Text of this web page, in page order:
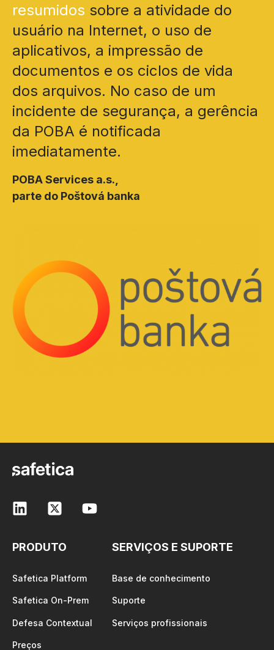
resumidos sobre a atividade do
usuário na Internet, o uso de
aplicativos, a impressão de
documentos e os ciclos de vida
dos arquivos. No caso de um
incidente de segurança, a gerência
da POBA é notificada
imediatamente.
POBA Services a.s.,
parte do Poštová banka
PRODUTO
Safetica Platform
Safetica On-Prem
Defesa Contextual
Preços
SERVIÇOS E SUPORTE
Base de conhecimento
Suporte
Serviços profissionais